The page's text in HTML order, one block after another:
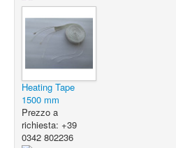
Heating Tape
1500 mm
Prezzo a
richiesta: +39
0342 802236